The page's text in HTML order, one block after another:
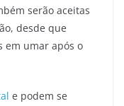
serão aceitas
desde que
em umar após o
e podem se